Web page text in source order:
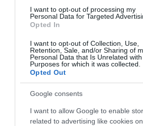
I want to opt-out of processing my
Personal Data for Targeted
Opted In
I want to opt-out of Collection, Use,
Retention, Sale, and/or Sharing of
Personal Data that Is Unrelated
Purposes for which it was collected.
Opted Out
Google consents
I want to allow Google to enable
related to advertising like cookies
2021. október 09
Mindenki ügye
„Három párt támogatott engem, akiknek a
nagyon büszke vagyok, azonban azt kellett
lehet megnyerni ezt a választást” - mondta
péntek...
RUFF BÁLINT ÉS A VÉTÓ: MI A TEENDŐ
2024. november 13|Eger ügye
2024. november 14. 18:00 Uránia Mozi és
Eger 3300, Széchenyi István utca 14.
érkezik Ruff Bálint, Vida Kamilla